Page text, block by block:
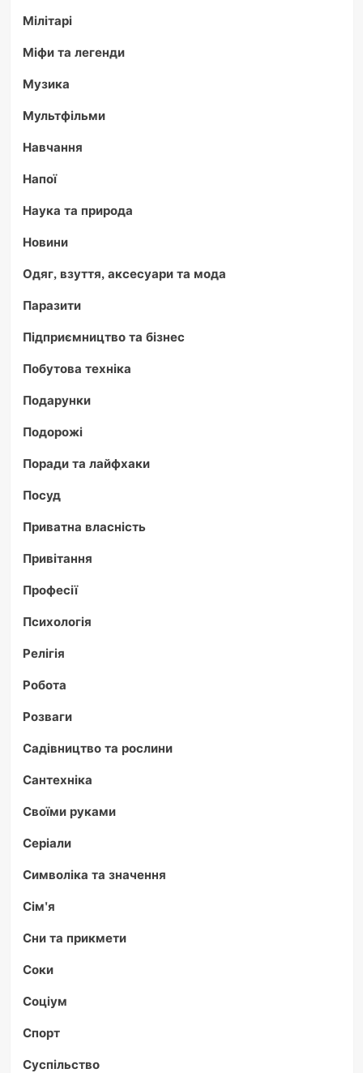
Мілітарі
Міфи та легенди
Музика
Мультфільми
Навчання
Напої
Наука та природа
Новини
Одяг, взуття, аксесуари та мода
Паразити
Підприємництво та бізнес
Побутова техніка
Подарунки
Подорожі
Поради та лайфхаки
Посуд
Приватна власність
Привітання
Професії
Психологія
Релігія
Робота
Розваги
Садівництво та рослини
Сантехніка
Своїми руками
Серіали
Символіка та значення
Сім'я
Сни та прикмети
Соки
Соціум
Спорт
Суспільство